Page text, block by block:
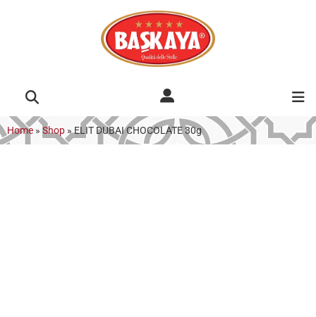
Home » Shop »ELIT DUBAI CHOCOLATE 30g